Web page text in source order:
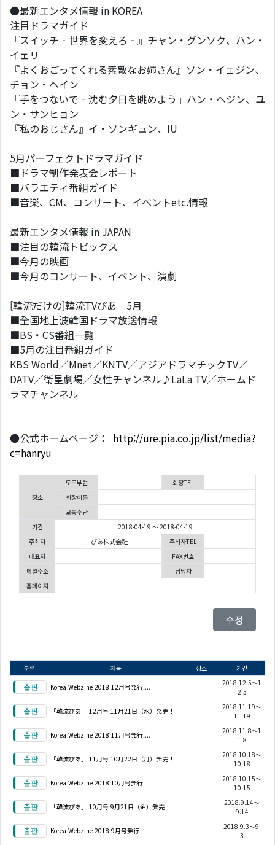
●最新エンタメ情報 in KOREA
注目ドラマガイド
『スイッチ‐世界を変えろ‐』チャン・グンソク、ハン・
イェリ
『よくおごってくれる素敵なお姉さん』ソン・イェジン、
チョン・ヘイン
『手をつないで‐沈む夕日を眺めよう』ハン・ヘジン、ユ
ン・サンヒョン
『私のおじさん』イ・ソンギュン、IU
5月パーフェクトドラマガイド
■ドラマ制作発表会レポート
■バラエティ番組ガイド
■音楽、CM、コンサート、イベントetc.情報
最新エンタメ情報 in JAPAN
■注目の韓流トピックス
■今月の映画
■今月のコンサート、イベント、演劇
[韓流だけの]韓流TVぴあ 5月
■全国地上波韓国ドラマ放送情報
■BS・CS番組一覧
■5月の注目番組ガイド
KBS World／Mnet／KNTV／アジアドラマチックTV／
DATV／衛星劇場／女性チャンネル♪LaLa TV／ホームド
ラマチャンネル
●公式ホームページ： http://ure.pia.co.jp/list/media?
c=hanryu
장소
도도부현
회장TEL
회장이름
교통수단
기간
2018-04-19 ～ 2018-04-19
주최자
ぴあ株式会社
주최자TEL
대표자
FAX번호
메일주소
담당자
홈페이지
수정
분류 제목 장소 기간
Korea Webzine 2018 12月号発行!...
2018.12.5～1
2.5
「韓流ぴあ」 12月号 11月21日（水）発売！
2018.11.19～
11.19
Korea Webzine 2018 11月号発行!...
2018.11.8～1
1.8
「韓流ぴあ」 11月号 10月22日（月）発売！
2018.10.18～
10.18
Korea Webzine 2018 10月号発行
2018.10.15～
10.15
「韓流ぴあ」 10月号 9月21日（金）発売！
2018.9.14～
9.14
Korea Webzine 2018 9月号発行
2018.9.3～9.
3